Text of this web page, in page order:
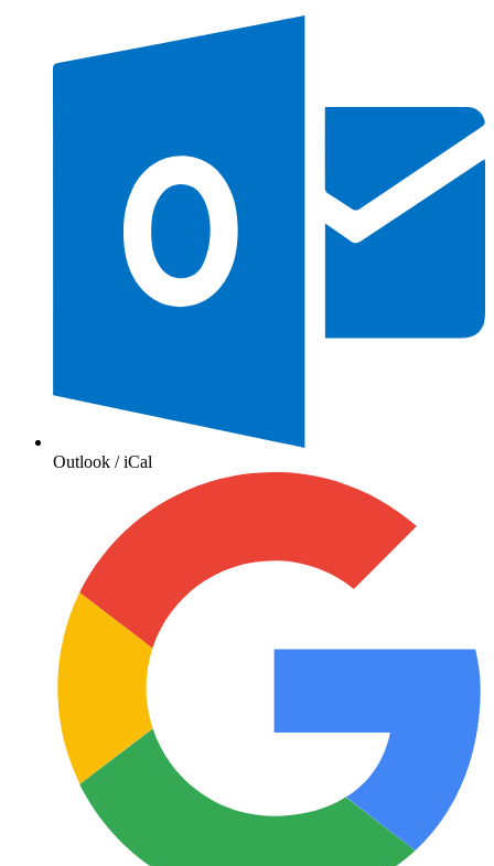
Outlook / iCal